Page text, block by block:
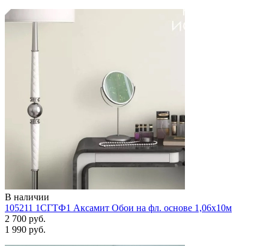
В наличии
105211 1СГТФ1 Аксамит Обои на фл. основе 1,06х10м
2 700 руб.
1 990 руб.